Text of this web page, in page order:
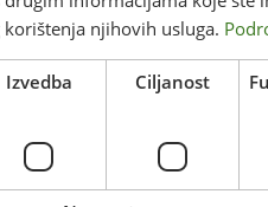
njihovih usluga.
Izvedba Ciljanost